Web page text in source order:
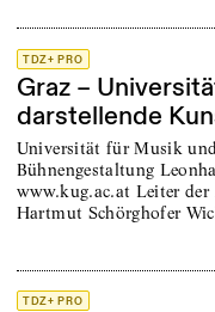
TDZ+ PRO
Graz –
darstellende
Universität für Musik
Bühnengestaltung
www.kug.ac.at Leiter
Hartmut Schörghofer
TDZ+ PRO